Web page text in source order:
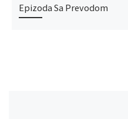
Epizoda Sa Prevodom